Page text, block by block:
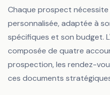
Chaque prospect
personnalisée, adaptée à
spécifiques et son budget.
composée de quatre
prospection, les rendez-
ces documents